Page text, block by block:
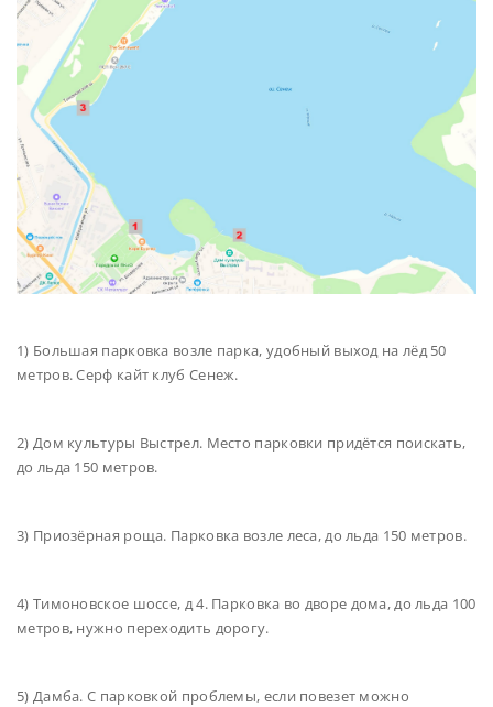
1) Большая парковка возле парка, удобный выход на лёд 50
метров. Серф кайт клуб Сенеж.
2) Дом культуры Выстрел. Место парковки придётся поискать,
до льда 150 метров.
3) Приозёрная роща. Парковка возле леса, до льда 150 метров.
4) Тимоновское шоссе, д 4. Парковка во дворе дома, до льда 100
метров, нужно переходить дорогу.
5) Дамба. С парковкой проблемы, если повезет можно